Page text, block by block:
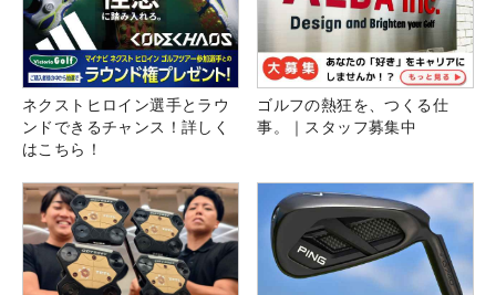
ネクストヒロイン選手とラウ
ンドできるチャンス！詳しく
はこちら！
ゴルフの熱狂を、つくる仕
事。｜スタッフ募集中